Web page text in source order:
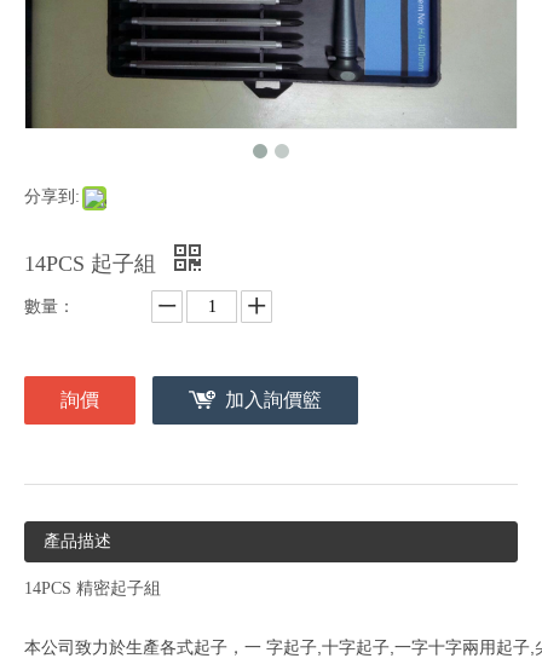
分享到:
14PCS 起子組
數量：
詢價 加入詢價籃
產品描述
14PCS 精密起子組
本公司致力於生產各式起子，一 字起子,十字起子,一字十字兩用起子